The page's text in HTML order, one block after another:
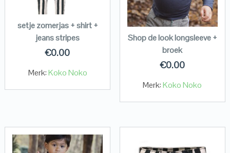
setje zomerjas + shirt +
jeans stripes
€0.00
Merk:Koko Noko
Shop de look longsleeve +
broek
€0.00
Merk:Koko Noko